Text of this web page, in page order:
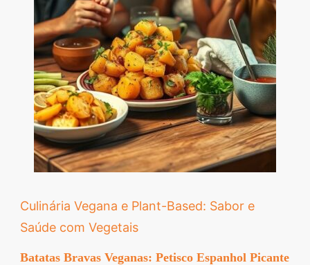
Culinária Vegana e Plant-Based: Sabor e
Saúde com Vegetais
Batatas Bravas Veganas: Petisco Espanhol Picante